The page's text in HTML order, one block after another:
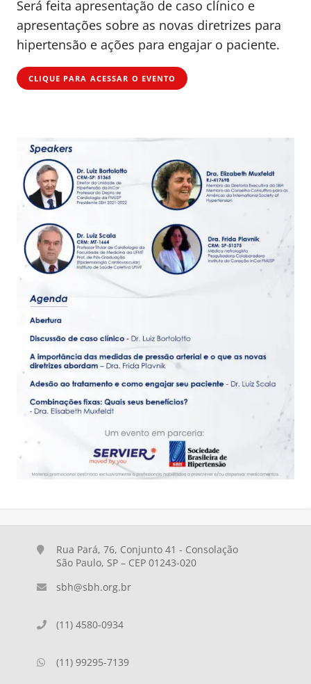
Será feita apresentação de caso clínico e
apresentações sobre as novas diretrizes para
hipertensão e ações para engajar o paciente.
CLIQUE PARA ACESSAR O EVENTO
Rua Pará, 76, Conjunto 41 - Consolação
São Paulo, SP – CEP 01243-020
sbh@sbh.org.br
(11) 4580-0934
(11) 99295-7139